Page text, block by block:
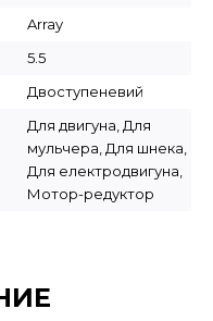
Array
5.5
Двоступеневий
Для двигуна, Для
мульчера, Для шнека,
Для електродвигуна,
Мотор-редуктор